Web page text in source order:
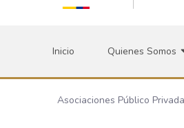
Inicio Quienes Somos
Asociaciones Público